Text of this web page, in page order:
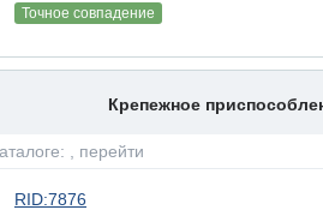
Точное совпадение
Крепежное
, перейти
RID:7876